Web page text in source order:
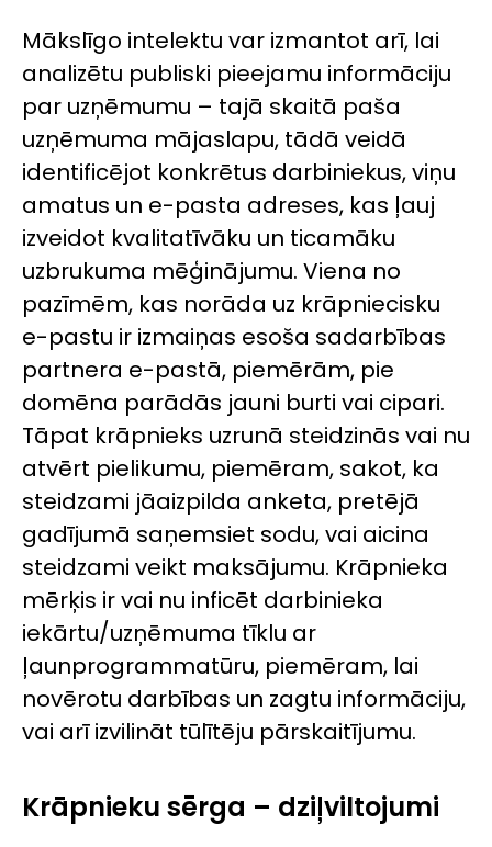
Mākslīgo intelektu var izmantot arī, lai
analizētu publiski pieejamu informāciju
par uzņēmumu – tajā skaitā paša
uzņēmuma mājaslapu, tādā veidā
identificējot konkrētus darbiniekus, viņu
amatus un e-pasta adreses, kas ļauj
izveidot kvalitatīvāku un ticamāku
uzbrukuma mēģinājumu. Viena no
pazīmēm, kas norāda uz krāpniecisku
e-pastu ir izmaiņas esoša sadarbības
partnera e-pastā, piemērām, pie
domēna parādās jauni burti vai cipari.
Tāpat krāpnieks uzrunā steidzinās vai nu
atvērt pielikumu, piemēram, sakot, ka
steidzami jāaizpilda anketa, pretējā
gadījumā saņemsiet sodu, vai aicina
steidzami veikt maksājumu. Krāpnieka
mērķis ir vai nu inficēt darbinieka
iekārtu/uzņēmuma tīklu ar
ļaunprogrammatūru, piemēram, lai
novērotu darbības un zagtu informāciju,
vai arī izvilināt tūlītēju pārskaitījumu.
Krāpnieku sērga – dziļviltojumi